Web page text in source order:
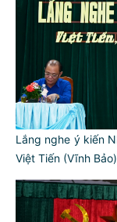
Lắng nghe ý kiến
Việt Tiến (Vĩnh Bảo)